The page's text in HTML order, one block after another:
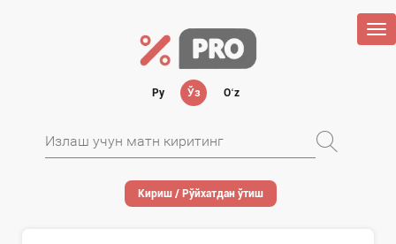
Ру Ўз Oʻz
Кириш / Рўйхатдан ўтиш